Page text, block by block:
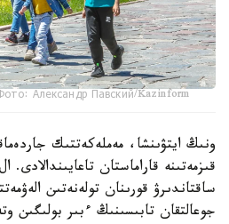
Александр Павский/Kazinform
ونىڭ ايتۋىنشا، مەملەكەتتىك
قىزمەتىنە قاراماستان تاعايىندالادى.
ساقتاندىرۋ قورىنان تولەنەتىن
جوعالتقان تابىسىنىڭ ءبىر بولىگىن